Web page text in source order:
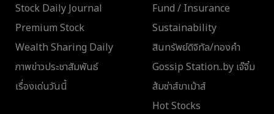
Stock Daily Journal
Premium Stock
Wealth Sharing Daily
ภาพข่าวประชาสัมพันธ์
เรื่องเด่นวันนี้
Fund / Insurance
Sustainability
สินทรัพย์ดิจิทัล/ทองคำ
Gossip Station..by เจ๊จิ๋ม
ส้มซ่าส์ขาเม้าส์
Hot Stocks